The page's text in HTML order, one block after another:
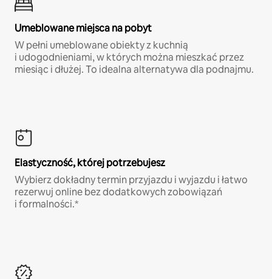
Umeblowane miejsca na pobyt
W pełni umeblowane obiekty z kuchnią
i udogodnieniami, w których można mieszkać przez
miesiąc i dłużej. To idealna alternatywa dla podnajmu.
Elastyczność, której potrzebujesz
Wybierz dokładny termin przyjazdu i wyjazdu i łatwo
rezerwuj online bez dodatkowych zobowiązań
i formalności.*